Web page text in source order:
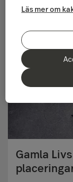
Gamla
Läs mer om